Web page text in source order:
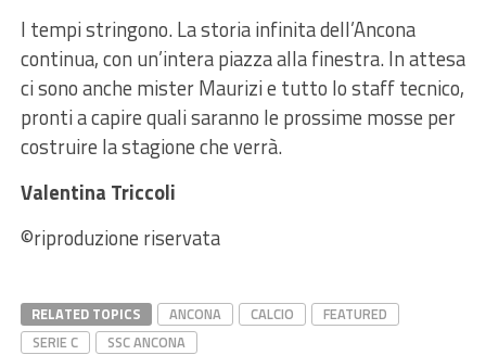
I tempi stringono. La storia infinita dell’Ancona
continua, con un’intera piazza alla finestra. In attesa
ci sono anche mister Maurizi e tutto lo staff tecnico,
pronti a capire quali saranno le prossime mosse per
costruire la stagione che verrà.
Valentina Triccoli
©️riproduzione riservata
RELATED TOPICS ANCONA CALCIO
FEATURED
SERIE C
SSC ANCONA